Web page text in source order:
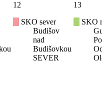
12
SKO sever
Budišov
nad
Budišovkou
SEVER
13
SKO